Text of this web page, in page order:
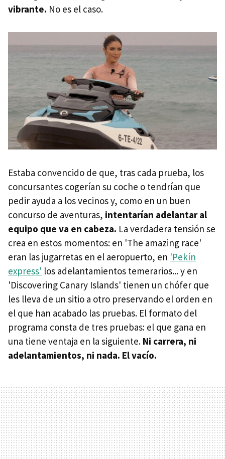
vibrante. No es el caso.
Estaba convencido de que, tras cada prueba, los
concursantes cogerían su coche o tendrían que
pedir ayuda a los vecinos y, como en un buen
concurso de aventuras, intentarían adelantar al
equipo que va en cabeza. La verdadera tensión se
crea en estos momentos: en 'The amazing race'
eran las jugarretas en el aeropuerto, en 'Pekín
express' los adelantamientos temerarios... y en
'Discovering Canary Islands' tienen un chófer que
les lleva de un sitio a otro preservando el orden en
el que han acabado las pruebas. El formato del
programa consta de tres pruebas: el que gana en
una tiene ventaja en la siguiente. Ni carrera, ni
adelantamientos, ni nada. El vacío.